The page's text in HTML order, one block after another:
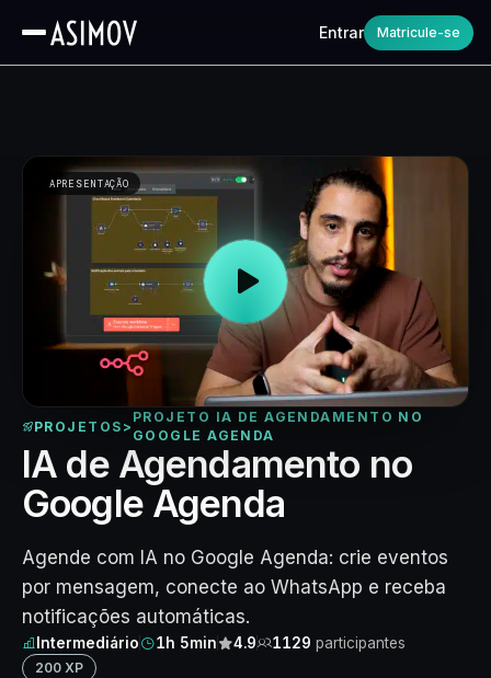
Entrar Matricule-se
PROJETOS >
PROJETO IA DE AGENDAMENTO NO
GOOGLE AGENDA
IA de Agendamento no
Google Agenda
Agende com IA no Google Agenda: crie eventos
por mensagem, conecte ao WhatsApp e receba
notificações automáticas.
Intermediário 1h 5min 4.9 1129 participantes
200 XP
APRESENTAÇÃO